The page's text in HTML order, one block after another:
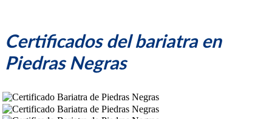
Certificados del bariatra en
Piedras Negras